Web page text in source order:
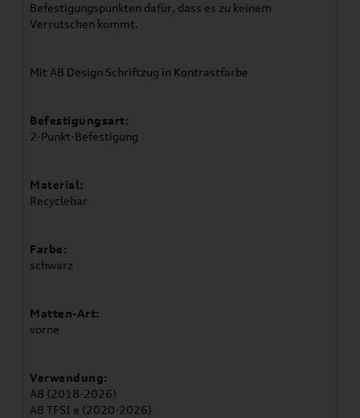
Befestigungspunkten dafür, dass es zu keinem
Verrutschen kommt.
Mit A8 Design Schriftzug in Kontrastfarbe
Befestigungsart:
2-Punkt-Befestigung
Material:
Recyclebar
Farbe:
schwarz
Matten-Art:
vorne
Verwendung:
A8 (2018-2026)
A8 TFSI e (2020-2026)